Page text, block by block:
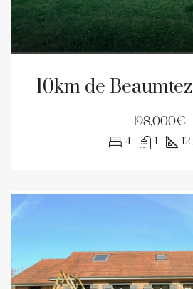
10km de
198,000€
4 1